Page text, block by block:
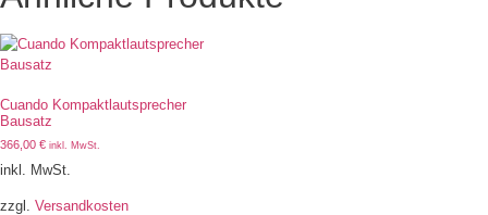
Cuando Kompaktlautsprecher
Bausatz
366,00 € inkl. MwSt.
inkl. MwSt.
zzgl. Versandkosten